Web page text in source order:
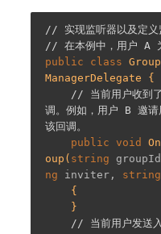
// 实现监听器以及定义
// 在本例中，用户 A 为
public
class
ManagerDelegate {
// 当前用户收到了
调。例如，用户 B 邀
该回调。
public void
oup ( string
ng inviter, string
{
// 当前用户发送入